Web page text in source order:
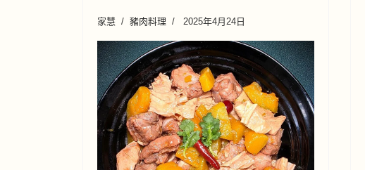
家慧 豬肉料理 2025年4月24日